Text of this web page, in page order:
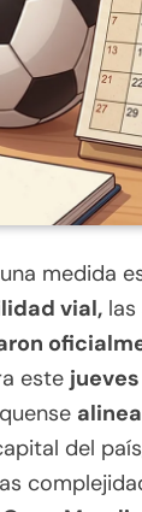
medida
vial,
este jueves
del